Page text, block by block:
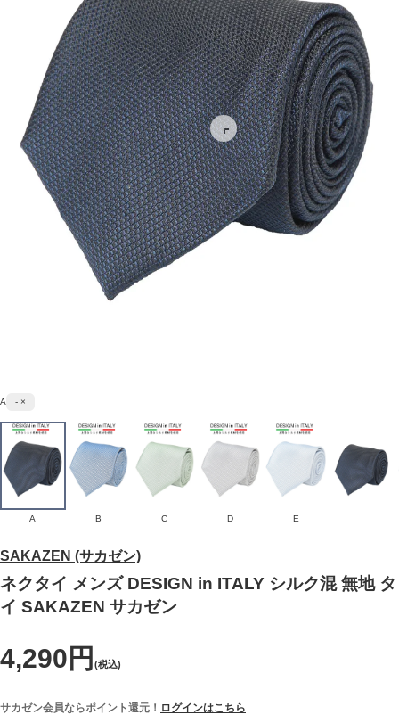
SAKAZEN (サカゼン)
ネクタイ メンズ DESIGN in ITALY シルク混 無地 タ
イ SAKAZEN サカゼン
4,290円 (税込)
サカゼン会員ならポイント還元！ ログインはこちら
A - ×
A B C D E